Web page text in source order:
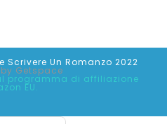
Un Romanzo 2022
Getspace
programma di affiliazione
EU.